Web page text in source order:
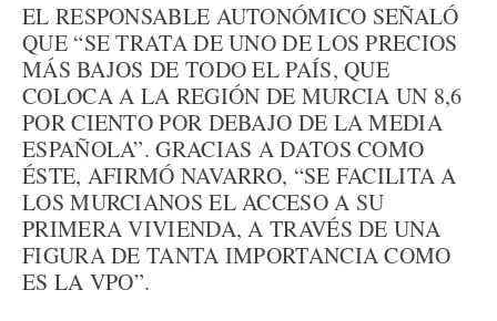
EL RESPONSABLE AUTONÓMICO SEÑALÓ
QUE “SE TRATA DE UNO DE LOS PRECIOS
MÁS BAJOS DE TODO EL PAÍS, QUE
COLOCA A LA REGIÓN DE MURCIA UN 8,6
POR CIENTO POR DEBAJO DE LA MEDIA
ESPAÑOLA”. GRACIAS A DATOS COMO
ÉSTE, AFIRMÓ NAVARRO, “SE FACILITA A
LOS MURCIANOS EL ACCESO A SU
PRIMERA VIVIENDA, A TRAVÉS DE UNA
FIGURA DE TANTA IMPORTANCIA COMO
ES LA VPO”.